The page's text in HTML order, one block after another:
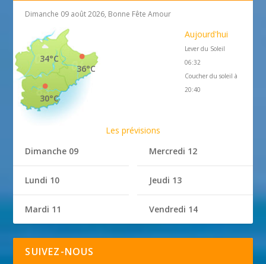
Dimanche 09 août 2026, Bonne Fête Amour
36°C
34°C
30°C
Aujourd'hui
Lever du Soleil
06:32
Coucher du soleil à
20:40
Les prévisions
Dimanche 09
Lundi 10
Mardi 11
Mercredi 12
Jeudi 13
Vendredi 14
SUIVEZ-NOUS